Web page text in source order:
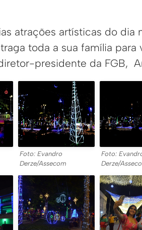
atrações artísticas do dia
toda a sua família para
presidente da FGB,
Foto: Evandro
Derze/Assecom
Foto:
Derze/